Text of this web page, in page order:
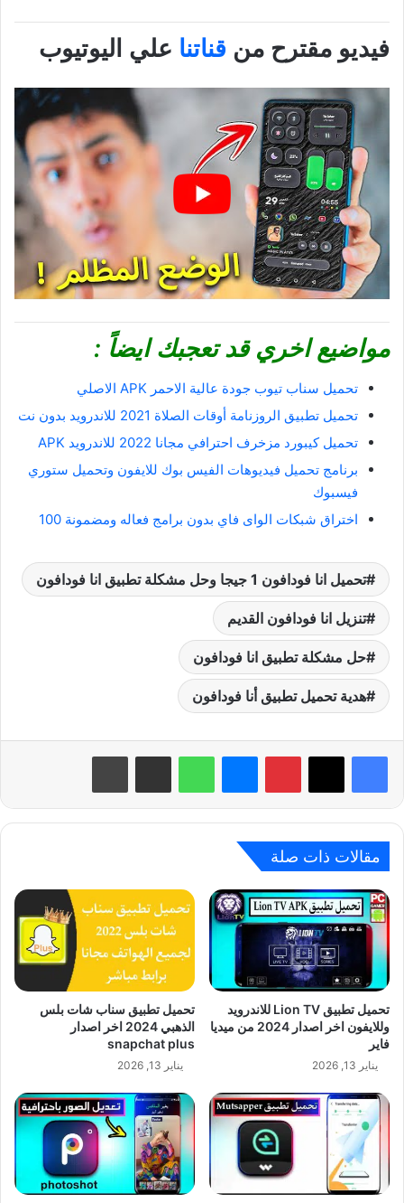
فيديو مقترح من قناتنا علي اليوتيوب
مواضيع اخري قد تعجبك ايضاً :
تحميل سناب تيوب جودة عالية الاحمر APK الاصلي
تحميل تطبيق الروزنامة أوقات الصلاة 2021 للاندرويد بدون نت
تحميل كيبورد مزخرف احترافي مجانا 2022 للاندرويد APK
برنامج تحميل فيديوهات الفيس بوك للايفون وتحميل ستوري
فيسبوك
اختراق شبكات الواى فاي بدون برامج فعاله ومضمونة 100
تحميل انا فودافون 1 جيجا وحل مشكلة تطبيق انا فودافون
تنزيل انا فودافون القديم
حل مشكلة تطبيق انا فودافون
هدية تحميل تطبيق أنا فودافون
بينتيريست واتساب
مقالات ذات صلة
تحميل تطبيق Lion TV للاندرويد
وللايفون اخر اصدار 2024 من ميديا
فاير
يناير 13, 2026
تحميل تطبيق سناب شات بلس
الذهبي 2024 اخر اصدار
snapchat plus
يناير 13, 2026